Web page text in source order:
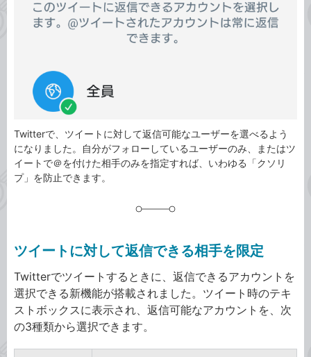
ゴ
リ
グ
Twitterで、ツイートに対して返信可能なユーザーを選べるよう
になりました。自分がフォローしているユーザーのみ、またはツ
イートで＠を付けた相手のみを指定すれば、いわゆる「クソリ
プ」を防止できます。
ツイートに対して返信できる相手を限定
Twitterでツイートするときに、返信できるアカウントを
選択できる新機能が搭載されました。ツイート時のテキ
ストボックスに表示され、返信可能なアカウントを、次
の3種類から選択できます。